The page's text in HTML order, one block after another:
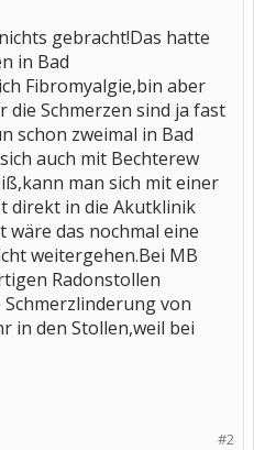
gebracht!Das hatte
in Bad
Fibromyalgie,bin aber
die Schmerzen sind ja fast
schon zweimal in Bad
auch mit Bechterew
man sich mit einer
direkt in die Akutklinik
wäre das nochmal eine
weitergehen.Bei MB
Radonstollen
von
in den Stollen,weil bei
#2